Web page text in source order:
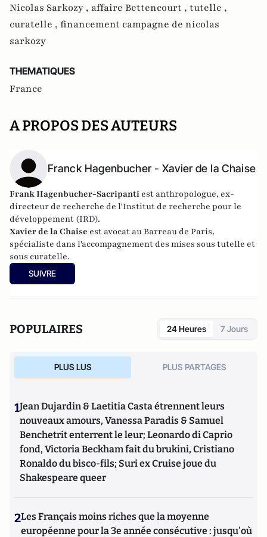
Nicolas Sarkozy , affaire Bettencourt , tutelle ,
curatelle , financement campagne de nicolas
sarkozy
THEMATIQUES
France
A PROPOS DES AUTEURS
Franck Hagenbucher - Xavier de la Chaise
Frank Hagenbucher-Sacripanti est anthropologue, ex-
directeur de recherche de l'Institut de recherche pour le
développement (IRD).
Xavier de la Chaise est avocat au Barreau de Paris,
spécialiste dans l'accompagnement des mises sous tutelle et
sous curatelle.
SUIVRE
POPULAIRES 24 Heures 7 Jours
PLUS LUS PLUS PARTAGES
1Jean Dujardin & Laetitia Casta étrennent leurs
nouveaux amours, Vanessa Paradis & Samuel
Benchetrit enterrent le leur; Leonardo di Caprio
fond, Victoria Beckham fait du brukini, Cristiano
Ronaldo du bisco-fils; Suri ex Cruise joue du
Shakespeare queer
2Les Français moins riches que la moyenne
européenne pour la 3e année consécutive : jusqu'où